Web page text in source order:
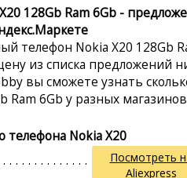
128Gb Ram 6Gb -
телефон Nokia X20 128Gb
из списка предложений
вы сможете узнать
Ram 6Gb у разных
телефона Nokia X20
Посмотреть
Aliexpress